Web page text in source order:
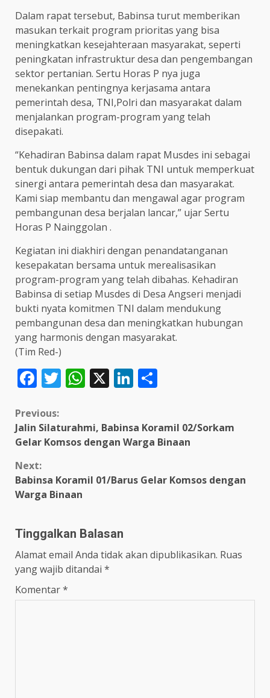
Dalam rapat tersebut, Babinsa turut memberikan
masukan terkait program prioritas yang bisa
meningkatkan kesejahteraan masyarakat, seperti
peningkatan infrastruktur desa dan pengembangan
sektor pertanian. Sertu Horas P nya juga
menekankan pentingnya kerjasama antara
pemerintah desa, TNI,Polri dan masyarakat dalam
menjalankan program-program yang telah
disepakati.
“Kehadiran Babinsa dalam rapat Musdes ini sebagai
bentuk dukungan dari pihak TNI untuk memperkuat
sinergi antara pemerintah desa dan masyarakat.
Kami siap membantu dan mengawal agar program
pembangunan desa berjalan lancar,” ujar Sertu
Horas P Nainggolan .
Kegiatan ini diakhiri dengan penandatanganan
kesepakatan bersama untuk merealisasikan
program-program yang telah dibahas. Kehadiran
Babinsa di setiap Musdes di Desa Angseri menjadi
bukti nyata komitmen TNI dalam mendukung
pembangunan desa dan meningkatkan hubungan
yang harmonis dengan masyarakat.
(Tim Red-)
Facebook
Twitter
WhatsApp
X LinkedIn
Continue
Reading
Previous:
Jalin Silaturahmi, Babinsa Koramil 02/Sorkam
Gelar Komsos dengan Warga Binaan
Next:
Babinsa Koramil 01/Barus Gelar Komsos dengan
Warga Binaan
Tinggalkan Balasan
Alamat email Anda tidak akan dipublikasikan. Ruas
yang wajib ditandai *
Komentar*